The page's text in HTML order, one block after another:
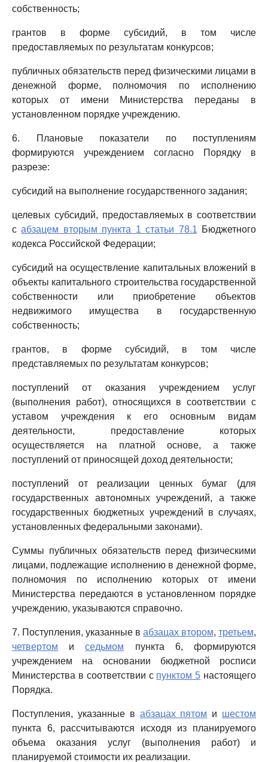
собственность;
грантов в форме субсидий, в том числе
предоставляемых по результатам конкурсов;
публичных обязательств перед физическими лицами в
денежной форме, полномочия по исполнению
которых от имени Министерства переданы в
установленном порядке учреждению.
6. Плановые показатели по поступлениям
формируются учреждением согласно Порядку в
разрезе:
субсидий на выполнение государственного задания;
целевых субсидий, предоставляемых в соответствии
сабзацем вторым пункта 1 статьи 78.1 Бюджетного
кодекса Российской Федерации;
субсидий на осуществление капитальных вложений в
объекты капитального строительства государственной
собственности или приобретение объектов
недвижимого имущества в государственную
собственность;
грантов, в форме субсидий, в том числе
представляемых по результатам конкурсов;
поступлений от оказания учреждением услуг
(выполнения работ), относящихся в соответствии с
уставом учреждения к его основным видам
деятельности, предоставление которых
осуществляется на платной основе, а также
поступлений от приносящей доход деятельности;
поступлений от реализации ценных бумаг (для
государственных автономных учреждений, а также
государственных бюджетных учреждений в случаях,
установленных федеральными законами).
Суммы публичных обязательств перед физическими
лицами, подлежащие исполнению в денежной форме,
полномочия по исполнению которых от имени
Министерства передаются в установленном порядке
учреждению, указываются справочно.
7. Поступления, указанные в абзацах втором, третьем,
четвертом иседьмом пункта 6, формируются
учреждением на основании бюджетной росписи
Министерства в соответствии с пунктом 5 настоящего
Порядка.
Поступления, указанные в абзацах пятом и шестом
пункта 6, рассчитываются исходя из планируемого
объема оказания услуг (выполнения работ) и
планируемой стоимости их реализации.